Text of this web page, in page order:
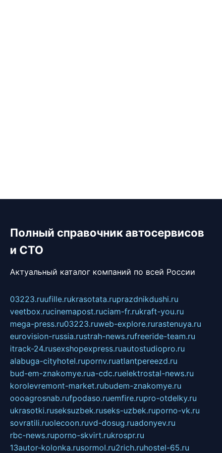
Полный справочник автосервисов
и СТО
Актуальный каталог компаний по всей России
03223.ruufille.rukrasotata.ruprazdnikdushi.ru
veetbox.rucinemapost.ruciam-fr.rukraft-you.ru
mega-press.ru03223.ruweb-explore.rurastenuya.ru
eurovision-russia.rustrah-news.rufreeride-team.ru
itrack-24.rusexshopexpress.ruautostudiopro.ru
alabuga-cityhotel.rupornv.ruatlantpereezd.ru
bud-em-znakomye.rua-cdc.ruelektrostal-news.ru
korolevremont-market.rubudem-znakomye.ru
oooagrosnab.rufpodaso.ruemfire.rupro-otdelky.ru
ukrasotki.ruseksuzbek.ruseks-uzbek.ruporno-vk.ru
sovratili.ruolecoon.ruvd-dosug.ruadonyev.ru
rbc-news.ruporno-skvirt.rukrospr.ru
13autor-kolonka.rusormol.ru2rich.ruhostel-65.ru